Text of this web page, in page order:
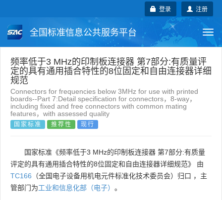
注册
登录
全国标准信息公共服务平台
国家标准 行业标准 地方标准
团体标准
国外标准 技术委员会
频率低于3 MHz的印制板连接器 第7部分:有质量评
定的具有通用插合特性的8位固定和自由连接器详细
规范
Connectors for frequencies below 3MHz for use with printed
boards--Part 7:Detail specification for connectors，8-way，
including fixed and free connectors with common mating
features，with assessed quality
国家标准 推荐性 现行
国家标准《频率低于3 MHz的印制板连接器 第7部分:有质量
评定的具有通用插合特性的8位固定和自由连接器详细规范》 由
TC166 （全国电子设备用机电元件标准化技术委员会）归口 ，主
管部门为工业和信息化部（电子） 。